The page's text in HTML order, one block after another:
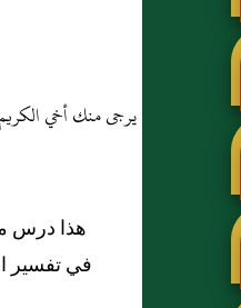
يرجى منك أخي
هذا درس
في تفسير